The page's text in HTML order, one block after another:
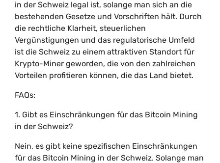
in der Schweiz legal ist, solange man sich an die
bestehenden Gesetze und Vorschriften hält. Durch
die rechtliche Klarheit, steuerlichen
Vergünstigungen und das regulatorische Umfeld
ist die Schweiz zu einem attraktiven Standort für
Krypto-Miner geworden, die von den zahlreichen
Vorteilen profitieren können, die das Land bietet.
FAQs:
1. Gibt es Einschränkungen für das Bitcoin Mining
in der Schweiz?
Nein, es gibt keine spezifischen Einschränkungen
für das Bitcoin Mining in der Schweiz. Solange man